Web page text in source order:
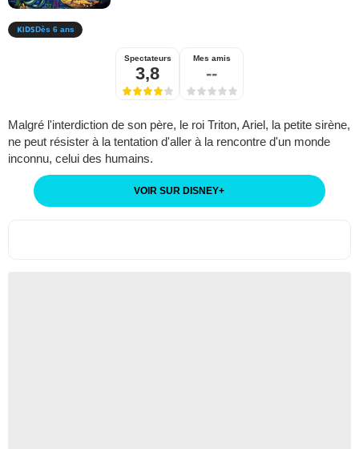
Dès 6 ans
Spectateurs
3,8
Mes amis
--
Malgré l'interdiction de son père, le roi Triton, Ariel, la petite sirène,
ne peut résister à la tentation d'aller à la rencontre d'un monde
inconnu, celui des humains.
VOIR SUR DISNEY+